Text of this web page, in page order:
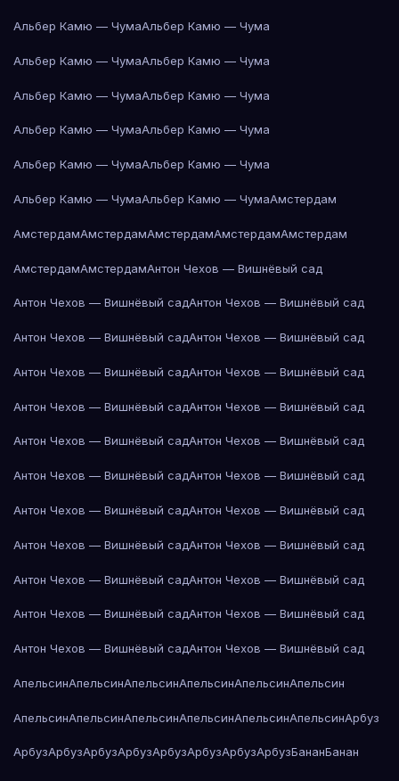
Альбер Камю — ЧумаАльбер Камю — Чума
Альбер Камю — ЧумаАльбер Камю — Чума
Альбер Камю — ЧумаАльбер Камю — Чума
Альбер Камю — ЧумаАльбер Камю — Чума
Альбер Камю — ЧумаАльбер Камю — Чума
Альбер Камю — ЧумаАльбер Камю — ЧумаАмстердам
АмстердамАмстердамАмстердамАмстердамАмстердам
АмстердамАмстердамАнтон Чехов — Вишнёвый сад
Антон Чехов — Вишнёвый садАнтон Чехов — Вишнёвый сад
Антон Чехов — Вишнёвый садАнтон Чехов — Вишнёвый сад
Антон Чехов — Вишнёвый садАнтон Чехов — Вишнёвый сад
Антон Чехов — Вишнёвый садАнтон Чехов — Вишнёвый сад
Антон Чехов — Вишнёвый садАнтон Чехов — Вишнёвый сад
Антон Чехов — Вишнёвый садАнтон Чехов — Вишнёвый сад
Антон Чехов — Вишнёвый садАнтон Чехов — Вишнёвый сад
Антон Чехов — Вишнёвый садАнтон Чехов — Вишнёвый сад
Антон Чехов — Вишнёвый садАнтон Чехов — Вишнёвый сад
Антон Чехов — Вишнёвый садАнтон Чехов — Вишнёвый сад
Антон Чехов — Вишнёвый садАнтон Чехов — Вишнёвый сад
АпельсинАпельсинАпельсинАпельсинАпельсинАпельсин
АпельсинАпельсинАпельсинАпельсинАпельсинАпельсинАрбуз
АрбузАрбузАрбузАрбузАрбузАрбузАрбузАрбузБананБанан